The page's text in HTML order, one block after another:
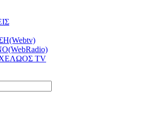
TV